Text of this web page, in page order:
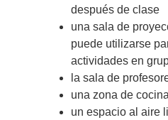
después de clase
una sala de
puede utilizarse
actividades en
la sala de
una zona de
un espacio al aire